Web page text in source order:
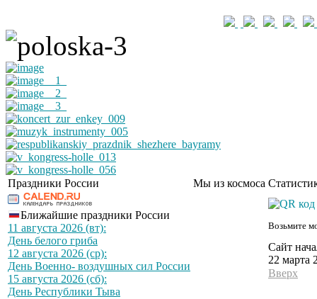
Праздники России Мы из космоса
Ближайшие праздники России
11 августа 2026 (вт):
День белого гриба
12 августа 2026 (ср):
День Военно- воздушных сил России
15 августа 2026 (сб):
День Республики Тыва
Возьмите
Сайт
22 марта
Вверх